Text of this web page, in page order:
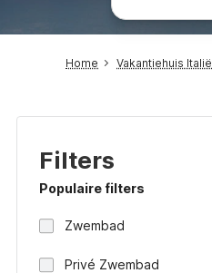
Home Vakantiehuis Italië
Filters
Populaire filters
Zwembad
Privé Zwembad